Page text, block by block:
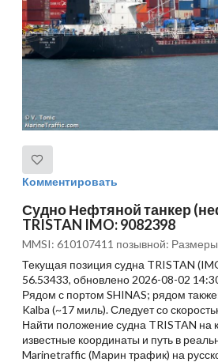
Комментировать
Судно Нефтяной танкер
TRISTAN IMO: 9082398
MMSI: 610107411 позывной:
Текущая позиция судна TRISTAN
56.53433, обновлено 2026-08-02
Рядом с портом SHINAS; рядом
Kalba (~17 миль). Следует со
Найти положение судна TRISTAN на
известные координаты и путь в
Marinetraffic (Марин трафик) на